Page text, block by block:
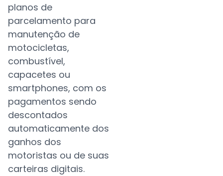
planos de
parcelamento para
manutenção de
motocicletas,
combustível,
capacetes ou
smartphones, com os
pagamentos sendo
descontados
automaticamente dos
ganhos dos
motoristas ou de suas
carteiras digitais.